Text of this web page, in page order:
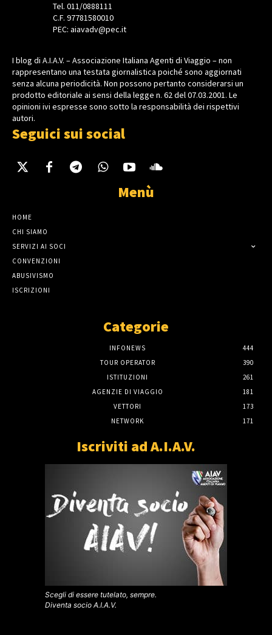
Tel. 011/0888111
C.F. 97781580010
PEC: aiavadv@pec.it
I blog di A.I.A.V. – Associazione Italiana Agenti di Viaggio – non
rappresentano una testata giornalistica poiché sono aggiornati
senza alcuna periodicità. Non possono pertanto considerarsi un
prodotto editoriale ai sensi della legge n. 62 del 07.03.2001. Le
opinioni ivi espresse sono sotto la responsabilità dei rispettivi
autori.
Seguici sui social
Menù
HOME
CHI SIAMO
SERVIZI AI SOCI
CONVENZIONI
ABUSIVISMO
ISCRIZIONI
Categorie
INFONEWS
444
TOUR OPERATOR
390
ISTITUZIONI
261
AGENZIE DI VIAGGIO
181
VETTORI
173
NETWORK
171
Iscriviti ad A.I.A.V.
Scegli di essere tutelato, sempre.
Diventa socio A.I.A.V.